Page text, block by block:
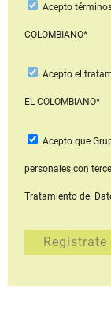
Acepto
COLOMBIANO*
Acepto el
EL COLOMBIANO*
Acepto que
personales con
Tratamiento del